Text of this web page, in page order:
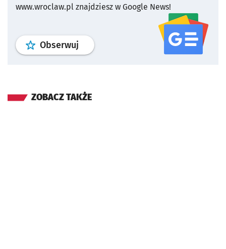
www.wroclaw.pl znajdziesz w Google News!
Obserwuj profil serwisu
ZOBACZ TAKŻE